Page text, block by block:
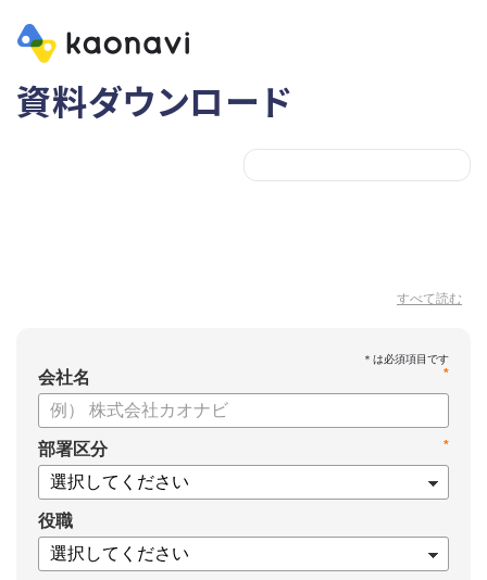
資料ダウンロード
すべて読む
*
会社名
*
部署区分
役職